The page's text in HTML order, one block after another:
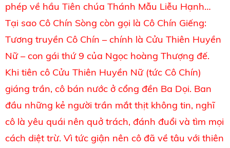
phép về hầu Tiên chúa Thánh Mẫu Liễu Hạnh…
Tại sao Cô Chín Sòng còn gọi là Cô Chín Giếng:
Tương truyền Cô Chín – chính là Cửu Thiên Huyền
Nữ – con gái thứ 9 của Ngọc hoàng Thượng đế.
Khi tiên cô Cửu Thiên Huyền Nữ (tức Cô Chín)
giáng trần, cô bán nước ở cổng đền Ba Dọi. Ban
đầu những kẻ người trần mắt thịt không tin, nghĩ
cô là yêu quái nên quở trách, đánh đuổi và tìm mọi
cách diệt trừ. Vì tức giận nên cô đã về tâu với thiên